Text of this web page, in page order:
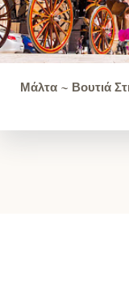
Μάλτα ~ Βουτιά